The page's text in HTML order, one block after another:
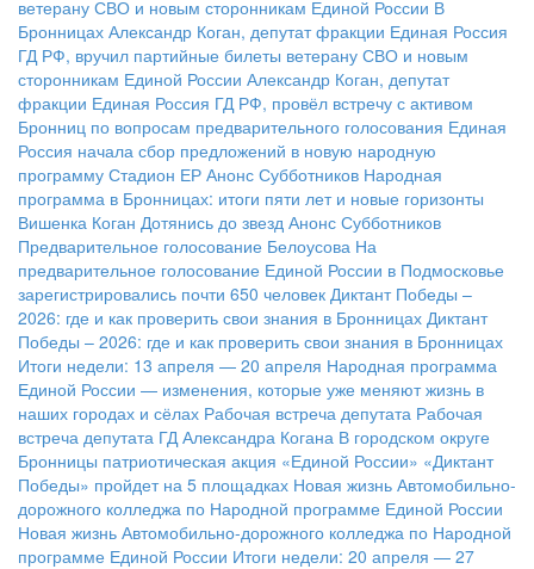
ветерану СВО и новым сторонникам Единой России В
Бронницах Александр Коган, депутат фракции Единая Россия
ГД РФ, вручил партийные билеты ветерану СВО и новым
сторонникам Единой России Александр Коган, депутат
фракции Единая Россия ГД РФ, провёл встречу с активом
Бронниц по вопросам предварительного голосования Единая
Россия начала сбор предложений в новую народную
программу Стадион ЕР Анонс Субботников Народная
программа в Бронницах: итоги пяти лет и новые горизонты
Вишенка Коган Дотянись до звезд Анонс Субботников
Предварительное голосование Белоусова На
предварительное голосование Единой России в Подмосковье
зарегистрировались почти 650 человек Диктант Победы –
2026: где и как проверить свои знания в Бронницах Диктант
Победы – 2026: где и как проверить свои знания в Бронницах
Итоги недели: 13 апреля — 20 апреля Народная программа
Единой России — изменения, которые уже меняют жизнь в
наших городах и сёлах Рабочая встреча депутата Рабочая
встреча депутата ГД Александра Когана В городском округе
Бронницы патриотическая акция «Единой России» «Диктант
Победы» пройдет на 5 площадках Новая жизнь Автомобильно-
дорожного колледжа по Народной программе Единой России
Новая жизнь Автомобильно-дорожного колледжа по Народной
программе Единой России Итоги недели: 20 апреля — 27